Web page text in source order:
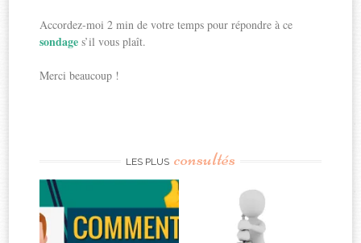
Accordez-moi 2 min de votre temps pour répondre à ce
sondages’il vous plaît.
Merci beaucoup !
LES PLUS consultés